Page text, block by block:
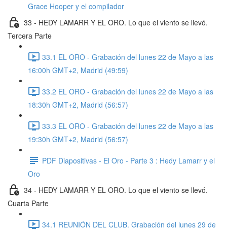
Grace Hooper y el compilador
33 - HEDY LAMARR Y EL ORO. Lo que el viento se llevó.
Tercera Parte
33.1 EL ORO - Grabación del lunes 22 de Mayo a las
16:00h GMT+2, Madrid (49:59)
33.2 EL ORO - Grabación del lunes 22 de Mayo a las
18:30h GMT+2, Madrid (56:57)
33.3 EL ORO - Grabación del lunes 22 de Mayo a las
19:30h GMT+2, Madrid (56:57)
PDF Diapositivas - El Oro - Parte 3 : Hedy Lamarr y el
Oro
34 - HEDY LAMARR Y EL ORO. Lo que el viento se llevó.
Cuarta Parte
34.1 REUNIÓN DEL CLUB. Grabación del lunes 29 de